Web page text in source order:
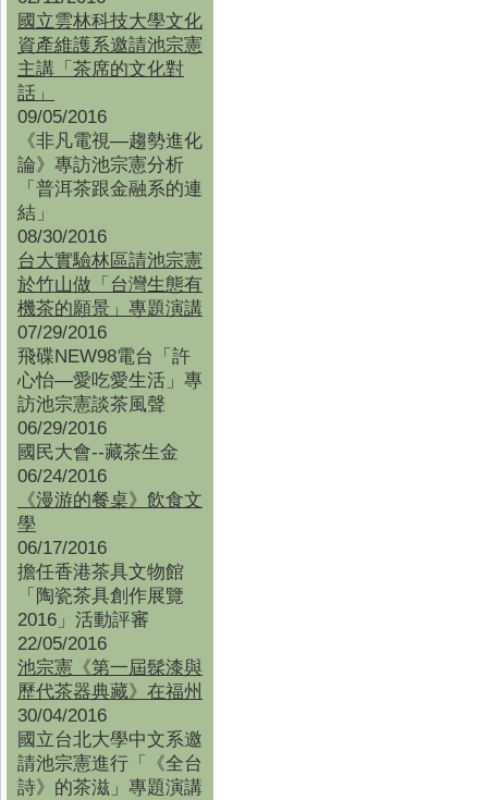
國立雲林科技大學文化
資產維護系邀請池宗憲
主講「茶席的文化對
話」
09/05/2016
《非凡電視—趨勢進化
論》專訪池宗憲分析
「普洱茶跟金融系的連
結」
08/30/2016
台大實驗林區請池宗憲
於竹山做「台灣生態有
機茶的願景」專題演講
07/29/2016
飛碟NEW98電台「許
心怡—愛吃愛生活」專
訪池宗憲談茶風聲
06/29/2016
國民大會--藏茶生金
06/24/2016
《漫游的餐桌》飲食文
學
06/17/2016
擔任香港茶具文物館
「陶瓷茶具創作展覽
2016」活動評審
22/05/2016
池宗憲《第一屆髹漆與
歷代茶器典藏》在福州
30/04/2016
國立台北大學中文系邀
請池宗憲進行「《全台
詩》的茶滋」專題演講